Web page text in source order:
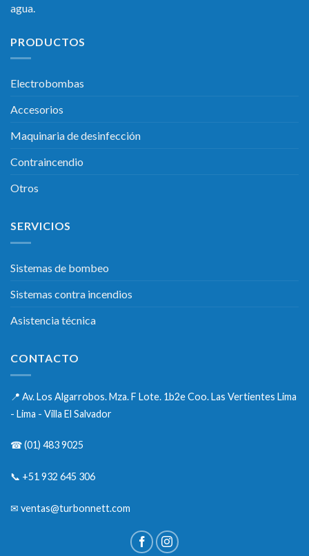
agua.
PRODUCTOS
Electrobombas
Accesorios
Maquinaria de desinfección
Contraincendio
Otros
SERVICIOS
Sistemas de bombeo
Sistemas contra incendios
Asistencia técnica
CONTACTO
📍 Av. Los Algarrobos. Mza. F Lote. 1b2e Coo. Las Vertientes Lima
- Lima - Villa El Salvador
☎(01) 483 9025
📞 +51 932 645 306
✉ ventas@turbonnett.com